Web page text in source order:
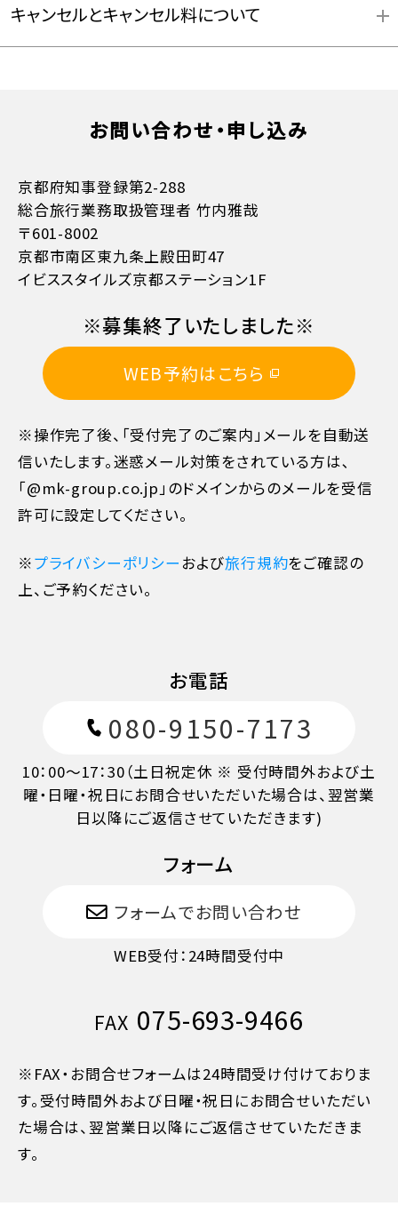
お支払方法詳細はこちら
キャンセルとキャンセル料について
11日目に当たる日以前
10日目に当たる日以前 20%
7日目に当たる日以前 30%
旅行開始日の前日 40%
旅行開始日の当日
旅行開始後又は無連絡
お問い合わせ・申し込み
京都府知事登録第2-288
総合旅行業務取扱管理者 竹内雅哉
〒601-8002
京都市南区東九条上殿田町47
イビススタイルズ京都ステーション1F
※募集終了いたしました※
WEB予約はこちら
※操作完了後、「受付完了のご案内」メールを自動送
信いたします。迷惑メール対策をされている方は､
「@mk-group.co.jp」のドメインからのメールを受信
許可に設定してください。
※プライバシーポリシーおよび旅行規約をご確認の
上、ご予約ください。
お電話
080-9150-7173
10：00～17：30（土日祝定休 ※ 受付時間外および土
曜・日曜・祝日にお問合せいただいた場合は、翌営業
日以降にご返信させていただきます)
フォーム
フォームでお問い合わせ
WEB受付：24時間受付中
FAX 075-693-9466
※FAX・お問合せフォームは24時間受け付けておりま
す。受付時間外および日曜・祝日にお問合せいただい
た場合は、翌営業日以降にご返信させていただきま
す。